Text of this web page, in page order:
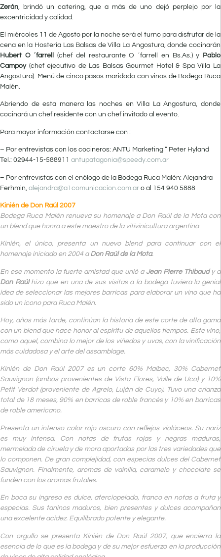
Zerán , brindó un catering, que a más de uno dejó perplejo por la
excentricidad y calidad.
El miércoles 11 de Agosto por la noche será el turno para disfrutar de la
cena en la Hostería Las Balsas de Villa La Angostura, donde cocinarán
Hubert O ´farrell
(chef del restaurante O ´farrell en Bs.As.) y
Pablo
Campoy(chef ejecutivo de Las Balsas Gourmet Hotel & Spa Villa La
Angostura). Menú de cinco pasos maridado con vinos de Bodega Ruca
Malén.
Abriendo de esta manera las noches en Villa La Angostura, donde
cocinará un chef residente con un chef invitado al evento.
Para mayor información contactarse con :
– Por entrevistas con los cocineros: ANTU Marketing “ Peter Hyland
Tel.: 02944-15-588911 antupatagonia@speedy.com.ar
– Por entrevistas con el enólogo de la Bodega Ruca Malén: Alejandra
Ferhmin, alejandra@a1comunicacion.com.ar o al 154 940 5888
Kinién de Don Raúl 2007
Bodega Ruca Malén renueva su homenaje a Don Raúl de la Mota con
un blend que honra a este maestro de la vitivinicultura argentina
Kinién, el único, presenta un nuevo blend para continuar con el
homenaje iniciado en 2004 a Don Raúl de la Mota.
En ese momento la fuerte amistad que unió a Jean Pierre Thibaudy a
Don Raúlhizo que en una de sus visitas a la bodega tuviera la genial
idea de seleccionar las mejores barricas para elaborar un vino que ha
sido un ícono para Ruca Malén.
Hoy, años más tarde, continúan la historia de este corte de alta gama
con un blend que hace honor al espíritu de aquellos tiempos. Este vino,
como aquel, combina lo mejor de los viñedos y uvas, con la vinificación
más cuidadosa y el arte del assamblage.
Kinién de Don Raúl 2007 es un corte 60% Malbec, 30% Cabernet
Sauvignon (ambos provenientes de Vista Flores, Valle de Uco) y 10%
Petit Verdot (proveniente de Agrelo, Luján de Cuyo). Tuvo una crianza
total de 18 meses, 90% en barricas de roble francés y 10% en barricas
de roble americano.
Presenta un intenso color rojo oscuro con reflejos violáceos. Su nariz
es muy intensa. Con notas de frutas rojas y negras maduras,
mermelada de ciruela y de mora aportadas por las tres variedades que
lo componen. De gran complejidad, con especias dulces del Cabernet
Sauvignon. Finalmente, aromas de vainilla, caramelo y chocolate se
funden con los aromas frutales.
En boca su ingreso es dulce, aterciopelado, franco en notas a fruta y
especias. Sus taninos maduros, bien presentes y dulces acompañan
una excelente acidez. Equilibrado potente y elegante.
Con orgullo se presenta Kinién de Don Raúl 2007, que encierra la
esencia de lo que es la bodega y de su mejor esfuerzo en la producción